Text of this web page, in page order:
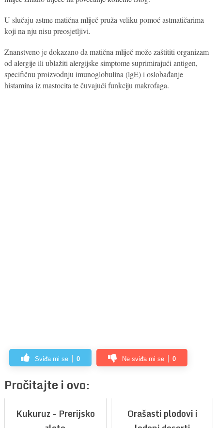
U slučaju astme matična mliječ pruža veliku pomoć astmatičarima
koji na nju nisu preosjetljivi.
Znanstveno je dokazano da matična mliječ može zaštititi organizam
od alergije ili ublažiti alergijske simptome suprimirajući antigen,
specifičnu proizvodnju imunoglobulina (lgE) i oslobađanje
histamina iz mastocita te čuvajući funkciju makrofaga.
Sviđa mi se 0 Ne sviđa mi se 0
Pročitajte i ovo:
Kukuruz - Prerijsko
Orašasti plodovi i